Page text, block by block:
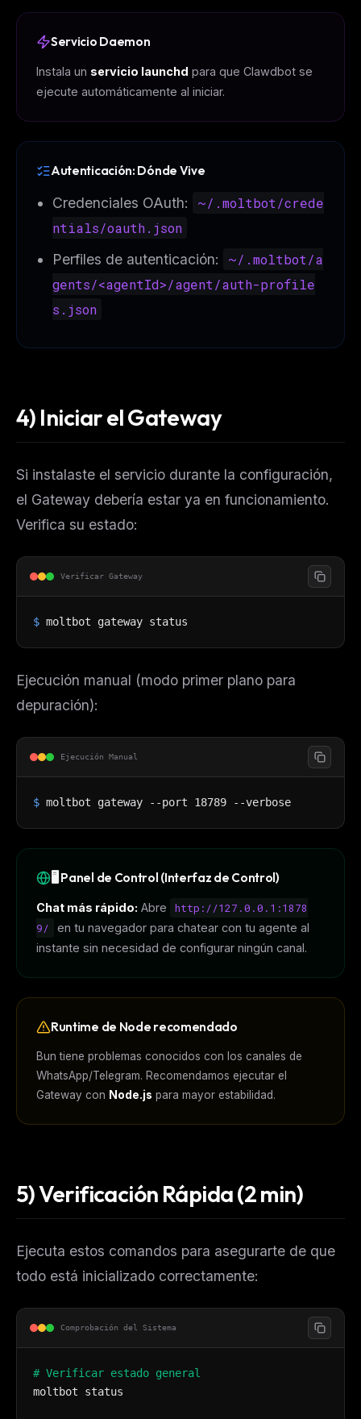
Servicio Daemon
Instala un servicio launchd para que Clawdbot se
ejecute automáticamente al iniciar.
Autenticación: Dónde Vive
Credenciales OAuth:
~/.moltbot/crede
ntials/oauth.json
Perfiles de autenticación:
~/.moltbot/a
gents/<agentId>/agent/auth-profile
s.json
4) Iniciar el Gateway
Si instalaste el servicio durante la configuración,
el Gateway debería estar ya en funcionamiento.
Verifica su estado:
Verificar Gateway
$ moltbot gateway status
Ejecución manual (modo primer plano para
depuración):
Ejecución Manual
$ moltbot gateway --port 18789 --verbose
🖥️ Panel de Control (Interfaz de Control)
Chat más rápido: Abre
http://127.0.0.1:1878
9/
en tu navegador para chatear con tu agente al
instante sin necesidad de configurar ningún canal.
Runtime de Node recomendado
Bun tiene problemas conocidos con los canales de
WhatsApp/Telegram. Recomendamos ejecutar el
Gateway con Node.js para mayor estabilidad.
5) Verificación Rápida (2 min)
Ejecuta estos comandos para asegurarte de que
todo está inicializado correctamente:
Comprobación del Sistema
# Verificar estado general
moltbot status
workflow updates — one email, no noise.
Email address